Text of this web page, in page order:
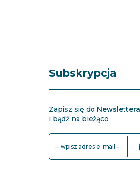
Subskrypcja
Zapisz się do Newslettera
i bądź na bieżąco
-- wpisz adres e-mail --